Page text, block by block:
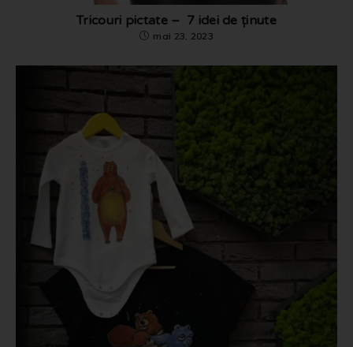
Tricouri pictate – 7 idei de ținute
mai 23, 2023